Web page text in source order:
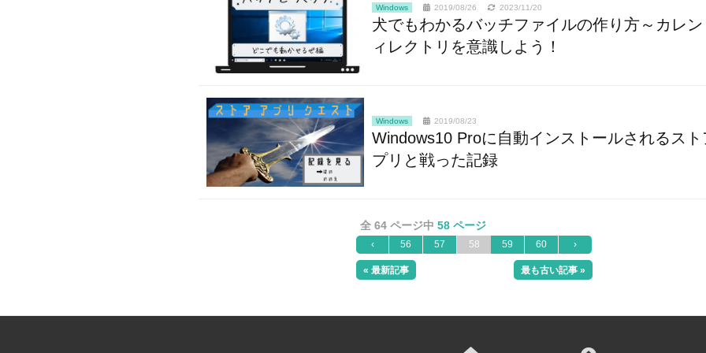
Windows 2019/08/26 2023/11/20
犬でもわかるバッチファイルの作り方～カレ
ィレクトリを意識しよう！
Windows 2019/08/23
Windows10 Proに自動インストールされるスト
プリと戦った記録
全 64 ページ中 58 ページ
‹ 56 57 58 59 60 ›
« 最新記事 最も古い記事 »